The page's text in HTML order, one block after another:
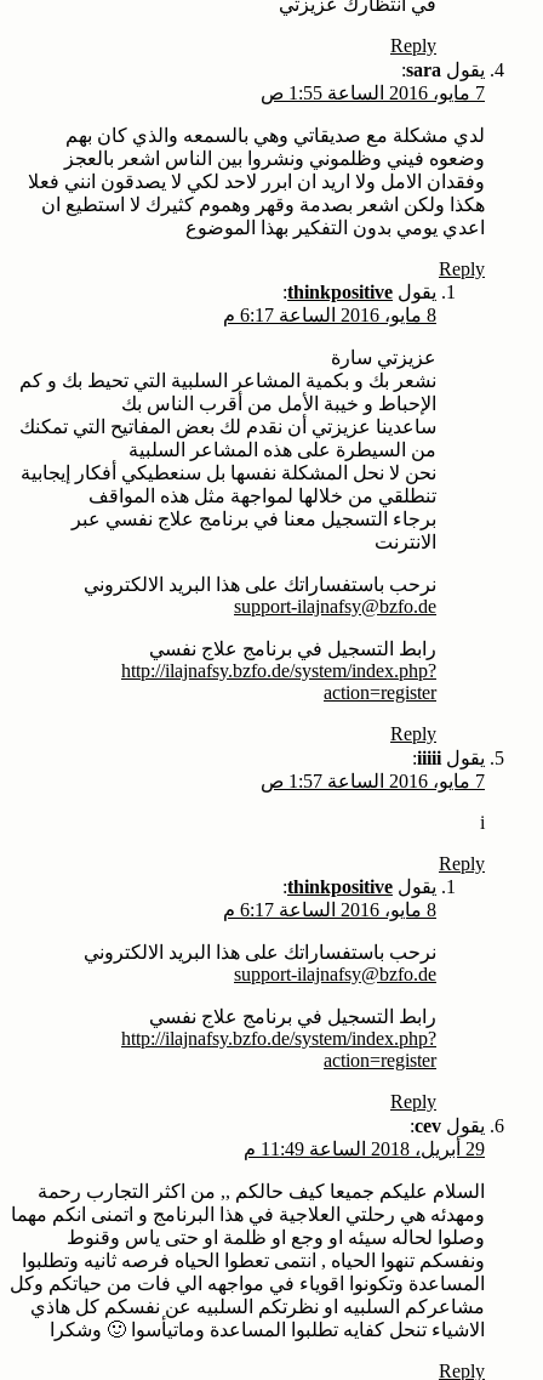
في انتظارك عزيزتي
Reply
يقول sara
:
7 مايو، 2016 الساعة 1:55 ص
لدي مشكلة مع صديقاتي وهي بالسمعه والذي كان بهم
وضعوه فيني وظلموني ونشروا بين الناس اشعر بالعجز
وفقدان الامل ولا اريد ان ابرر لاحد لكي لا يصدقون انني فعلا
هكذا ولكن اشعر بصدمة وقهر وهموم كثيرك لا استطيع ان
اعدي يومي بدون التفكير بهذا الموضوع
Reply
يقول thinkpositive
:
8 مايو، 2016 الساعة 6:17 م
عزيزتي سارة
نشعر بك و بكمية المشاعر السلبية التي تحيط بك و كم
الإحباط و خيبة الأمل من أقرب الناس بك
ساعدينا عزيزتي أن نقدم لك بعض المفاتيح التي تمكنك
من السيطرة على هذه المشاعر السلبية
نحن لا نحل المشكلة نفسها بل سنعطيكي أفكار إيجابية
تنطلقي من خلالها لمواجهة مثل هذه المواقف
برجاء التسجيل معنا في برنامج علاج نفسي عبر
الانترنت
نرحب باستفساراتك على هذا البريد الالكتروني
support-ilajnafsy@bzfo.de
رابط التسجيل في برنامج علاج نفسي
http://ilajnafsy.bzfo.de/system/index.php?
action=register
Reply
يقول iiiii
:
7 مايو، 2016 الساعة 1:57 ص
i
Reply
يقول thinkpositive
:
8 مايو، 2016 الساعة 6:17 م
نرحب باستفساراتك على هذا البريد الالكتروني
support-ilajnafsy@bzfo.de
رابط التسجيل في برنامج علاج نفسي
http://ilajnafsy.bzfo.de/system/index.php?
action=register
Reply
يقول cev
:
29 أبريل، 2018 الساعة 11:49 م
السلام عليكم جميعا كيف حالكم ,, من اكثر التجارب رحمة
ومهدئه هي رحلتي العلاجية في هذا البرنامج و اتمنى انكم مهما
وصلوا لحاله سيئه او وجع او ظلمة او حتى ياس وقنوط
ونفسكم تنهوا الحياه , انتمى تعطوا الحياه فرصه ثانيه وتطلبوا
المساعدة وتكونوا اقوياء في مواجهه الي فات من حياتكم وكل
مشاعركم السلبيه او نظرتكم السلبيه عن نفسكم كل هاذي
الاشياء تنحل كفايه تطلبوا المساعدة وماتيأسوا 🙂 وشكرا
Reply